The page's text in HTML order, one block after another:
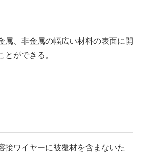
属、非金属の幅広い材料の表面に開
とができる。
接ワイヤーに被覆材を含まないた